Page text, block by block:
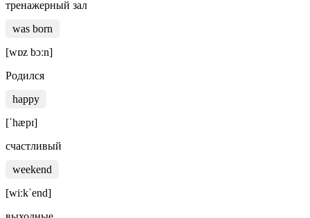
тренажерный зал
was born
[wɒz bɔːn]
Родился
happy
[ˈhæpɪ]
счастливый
weekend
[wiːkˈend]